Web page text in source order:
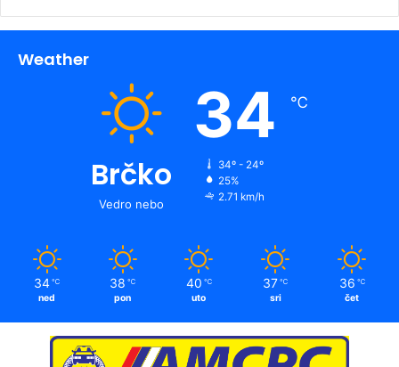
Weather
Brčko
Vedro nebo
34 ℃
34º - 24º
25%
2.71 km/h
34 ℃
ned
38 ℃
pon
40 ℃
uto
37 ℃
sri
36 ℃
čet